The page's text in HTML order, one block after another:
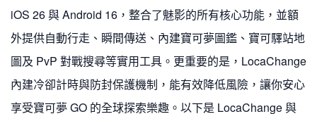
iOS 26 與 Android 16，整合了魅影的所有核心功能，並額
外提供自動行走、瞬間傳送、內建寶可夢圖鑑、寶可驛站地
圖及 PvP 對戰搜尋等實用工具。更重要的是，LocaChange
內建冷卻計時與防封保護機制，能有效降低風險，讓你安心
享受寶可夢 GO 的全球探索樂趣。以下是 LocaChange 與